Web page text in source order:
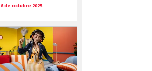
6 de octubre 2025